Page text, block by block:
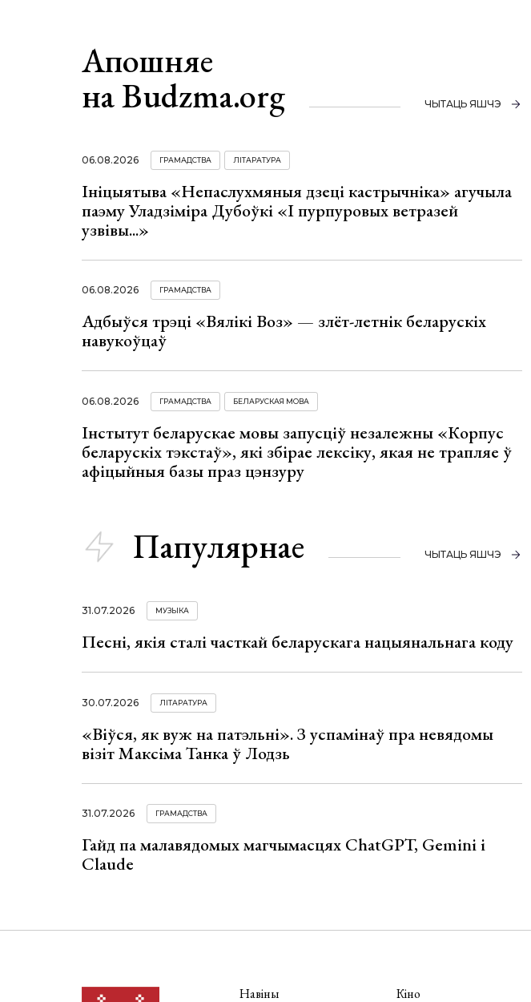
Апошняе
на Budzma.org
ЧЫТАЦЬ ЯШЧЭ
06.08.2026 ГРАМАДСТВА ЛІТАРАТУРА
Ініцыятыва «Непаслухмяныя дзеці кастрычніка» агучыла
паэму Уладзіміра Дубоўкі «І пурпуровых ветразей
узвівы...»
06.08.2026 ГРАМАДСТВА
Адбыўся трэці «Вялікі Воз» — злёт-летнік беларускіх
навукоўцаў
06.08.2026 ГРАМАДСТВА БЕЛАРУСКАЯ МОВА
Інстытут беларускае мовы запусціў незалежны «Корпус
беларускіх тэкстаў», які збірае лексіку, якая не трапляе ў
афіцыйныя базы праз цэнзуру
Папулярнае ЧЫТАЦЬ ЯШЧЭ
31.07.2026 МУЗЫКА
Песні, якія сталі часткай беларускага нацыянальнага коду
30.07.2026 ЛІТАРАТУРА
«Віўся, як вуж на патэльні». З успамінаў пра невядомы
візіт Максіма Танка ў Лодзь
31.07.2026 ГРАМАДСТВА
Гайд па малавядомых магчымасцях ChatGPT, Gemini і
Claude
Навіны Кіно